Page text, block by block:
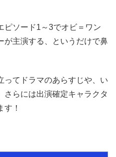
ピソード1～3でオビ＝ワン
が主演する、というだけで鼻
ってドラマのあらすじや、い
さらには出演確定キャラクタ
！